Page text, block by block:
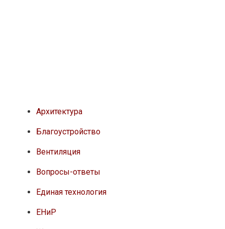
Архитектура
Благоустройство
Вентиляция
Вопросы-ответы
Единая технология
ЕНиР